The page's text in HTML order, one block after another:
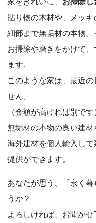
貼り物の木材や、メッキ
細部まで無垢材の本物。
お掃除や磨きをかけて
ます。
このような家は、最近
せん。
（金額が高ければ別です
無垢材の本物の良い建材
海外建材を個人輸入し
提供ができます。
あなたが思う、「永く
うか？
よろしければ、お聞